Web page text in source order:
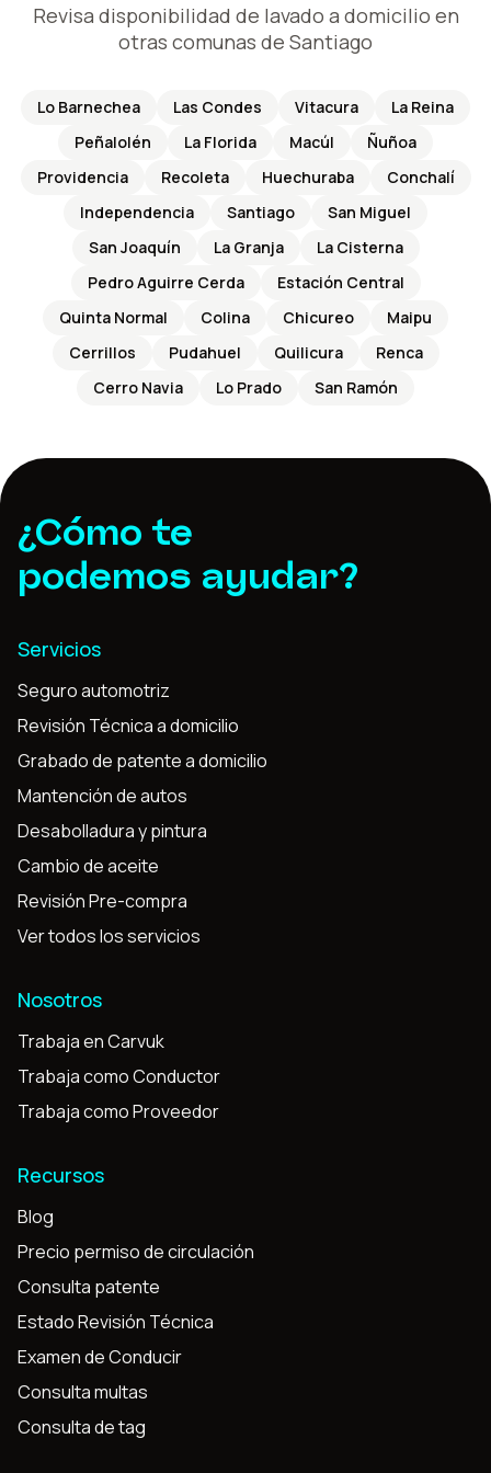
Revisa disponibilidad de lavado a domicilio en
otras comunas de Santiago
Lo Barnechea Las Condes Vitacura
La Reina
Peñalolén
La Florida Macúl
Ñuñoa
Providencia
Recoleta Huechuraba
Conchalí
Independencia
Santiago
San Miguel
San Joaquín
La Granja
La Cisterna
Pedro Aguirre Cerda
Estación Central
Quinta Normal
Colina Chicureo
Maipu
Cerrillos
Pudahuel Quilicura
Renca
Cerro Navia
Lo Prado San Ramón
¿Cómo te
podemos ayudar?
Servicios
Seguro automotriz
Revisión Técnica a domicilio
Grabado de patente a domicilio
Mantención de autos
Desabolladura y pintura
Cambio de aceite
Revisión Pre-compra
Ver todos los servicios
Nosotros
Trabaja en Carvuk
Trabaja como Conductor
Trabaja como Proveedor
Recursos
Blog
Precio permiso de circulación
Consulta patente
Estado Revisión Técnica
Examen de Conducir
Consulta multas
Consulta de tag